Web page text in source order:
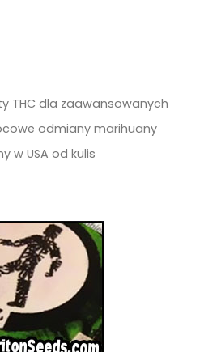
THC dla zaawansowanych
odmiany marihuany
w USA od kulis